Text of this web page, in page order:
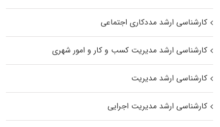
کارشناسی ارشد مددکاری اجتماعی
کارشناسی ارشد مدیریت کسب و کار و امور شهری
کارشناسی ارشد مدیریت
کارشناسی ارشد مدیریت اجرایی